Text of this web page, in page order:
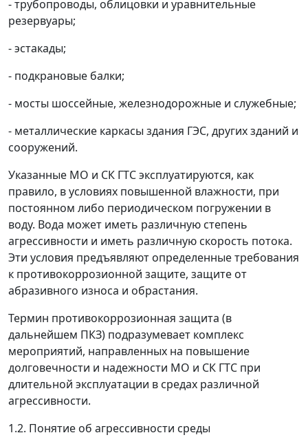
- трубопроводы, облицовки и уравнительные
резервуары;
- эстакады;
- подкрановые балки;
- мосты шоссейные, железнодорожные и служебные;
- металлические каркасы здания ГЭС, других зданий и
сооружений.
Указанные МО и СК ГТС эксплуатируются, как
правило, в условиях повышенной влажности, при
постоянном либо периодическом погружении в
воду. Вода может иметь различную степень
агрессивности и иметь различную скорость потока.
Эти условия предъявляют определенные требования
к противокоррозионной защите, защите от
абразивного износа и обрастания.
Термин противокоррозионная защита (в
дальнейшем ПКЗ) подразумевает комплекс
мероприятий, направленных на повышение
долговечности и надежности МО и СК ГТС при
длительной эксплуатации в средах различной
агрессивности.
1.2. Понятие об агрессивности среды